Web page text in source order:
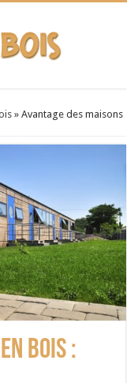
» Avantage des maisons
bois :